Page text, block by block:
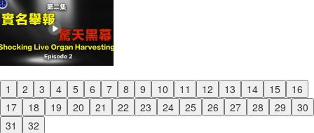
1 2 3 4 5 6 7 8 9 10 11 12 13 14 15
16
17
18 19 20 21 22 23 24 25 26 27 28 29
30
31
32
Previous
Next